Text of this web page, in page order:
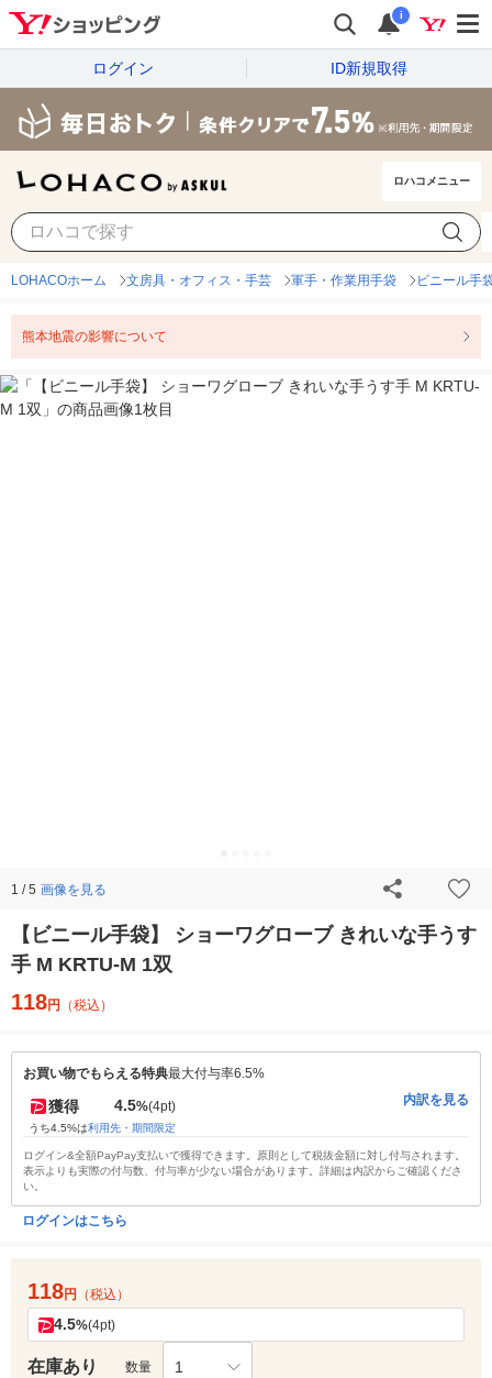
i
ログイン ID新規取得
ロハコメニュー
LOHACOホーム 文房具・オフィス・手芸 軍手・作業用手袋 ビニール手
熊本地震の影響について
1 / 5 画像を見る
【ビニール手袋】 ショーワグローブ きれいな手うす
手 M KRTU-M 1双
118円 （税込）
お買い物でもらえる特典最大付与率6.5%
獲得 4.5%(4pt)
うち4.5%は利用先・期間限定
内訳を見る
ログイン&全額PayPay支払いで獲得できます。原則として税抜金額に対し付与されます。
表示よりも実際の付与数、付与率が少ない場合があります。詳細は内訳からご確認くださ
い。
ログインはこちら
118円 （税込）
4.5%(4pt)
在庫あり 数量 1